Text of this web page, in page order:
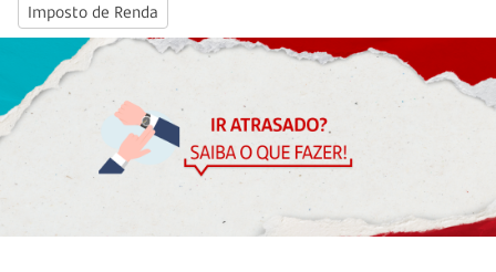
Imposto de Renda